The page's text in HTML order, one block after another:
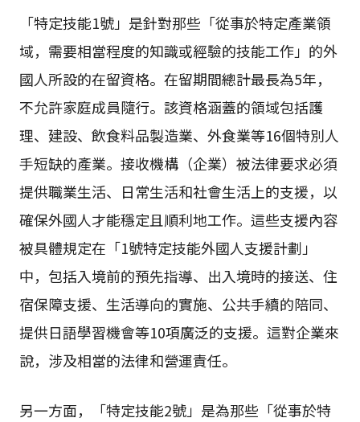
「特定技能1號」是針對那些「從事於特定產業領
域，需要相當程度的知識或經驗的技能工作」的外
國人所設的在留資格。在留期間總計最長為5年，
不允許家庭成員隨行。該資格涵蓋的領域包括護
理、建設、飲食料品製造業、外食業等16個特別人
手短缺的產業。接收機構（企業）被法律要求必須
提供職業生活、日常生活和社會生活上的支援，以
確保外國人才能穩定且順利地工作。這些支援內容
被具體規定在「1號特定技能外國人支援計劃」
中，包括入境前的預先指導、出入境時的接送、住
宿保障支援、生活導向的實施、公共手續的陪同、
提供日語學習機會等10項廣泛的支援。這對企業來
說，涉及相當的法律和營運責任。
另一方面，「特定技能2號」是為那些「從事於特